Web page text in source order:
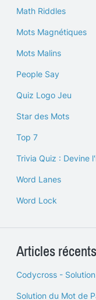
Math Riddles
Mots Magnétiques
Mots Malins
People Say
Quiz Logo Jeu
Star des Mots
Top 7
Trivia Quiz : Devine
Word Lanes
Word Lock
Articles récents
Codycross -
Solution du Mot de